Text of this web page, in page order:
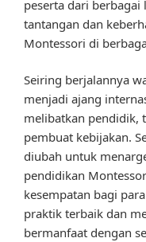
peserta dari
tantangan dan
Montessori di
Seiring berjalannya
menjadi ajang
melibatkan pendidik,
pembuat kebijakan.
diubah untuk
pendidikan
kesempatan bagi
praktik terbaik dan
bermanfaat dengan